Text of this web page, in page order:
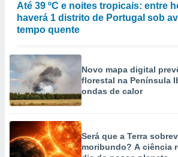
Até 39 ºC e noites tropicais: entre
haverá 1 distrito de Portugal sob
tempo quente
Novo mapa digital
florestal na Península
ondas de calor
Será que a Terra
moribundo? A ciência